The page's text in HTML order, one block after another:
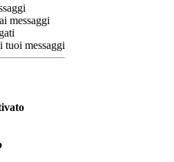
messaggi
tuoi messaggi